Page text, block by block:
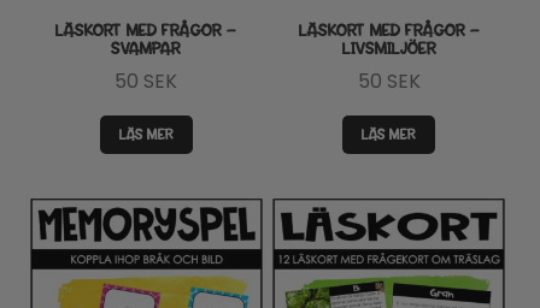
LÄSKORT MED FRÅGOR –
SVAMPAR
50 SEK
LÄS MER
LÄSKORT MED FRÅGOR –
LIVSMILJÖER
50 SEK
LÄS MER